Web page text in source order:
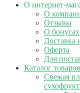
О интернет-
О
Отзывы
О бонусах
Доставка
Оферта
Для
Каталог товаров
Свежая